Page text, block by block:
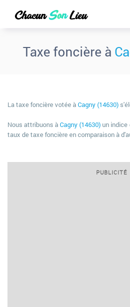
Taxe foncière à
La taxe foncière votée àCagny (14630)
Nous attribuons àCagny (14630) un
taux de taxe foncière en comparaison à
PUBLICITÉ